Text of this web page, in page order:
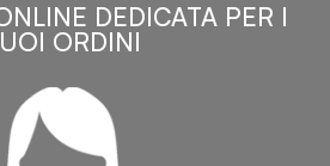
DEDICATA PER I
ORDINI